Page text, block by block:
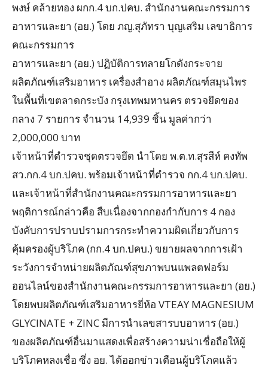
พงษ์ คล้ายทอง ผกก.4 บก.ปคบ. สำนักงานคณะกรรมการ
อาหารและยา (อย.) โดย ภญ.สุภัทรา บุญเสริม เลขาธิการ
คณะกรรมการ
อาหารและยา (อย.) ปฏิบัติการทลายโกดังกระจาย
ผลิตภัณฑ์เสริมอาหาร เครื่องสำอาง ผลิตภัณฑ์สมุนไพร
ในพื้นที่เขตลาดกระบัง กรุงเทพมหานคร ตรวจยึดของ
กลาง 7 รายการ จำนวน 14,939 ชิ้น มูลค่ากว่า
2,000,000 บาท
เจ้าหน้าที่ตำรวจชุดตรวจยึด นำโดย พ.ต.ท.สุรสีห์ คงทัพ
สว.กก.4 บก.ปคบ. พร้อมเจ้าหน้าที่ตำรวจ กก.4 บก.ปคบ.
และเจ้าหน้าที่สำนักงานคณะกรรมการอาหารและยา
พฤติการณ์กล่าวคือ สืบเนื่องจากกองกำกับการ 4 กอง
บังคับการปราบปรามการกระทำความผิดเกี่ยวกับการ
คุ้มครองผู้บริโภค (กก.4 บก.ปคบ.) ขยายผลจากการเฝ้า
ระวังการจำหน่ายผลิตภัณฑ์สุขภาพบนแพลตฟอร์ม
ออนไลน์ของสำนักงานคณะกรรมการอาหารและยา (อย.)
โดยพบผลิตภัณฑ์เสริมอาหารยี่ห้อ VTEAY MAGNESIUM
GLYCINATE + ZINC มีการนำเลขสารบบอาหาร (อย.)
ของผลิตภัณฑ์อื่นมาแสดงเพื่อสร้างความน่าเชื่อถือให้ผู้
บริโภคหลงเชื่อ ซึ่ง อย. ได้ออกข่าวเตือนผู้บริโภคแล้ว